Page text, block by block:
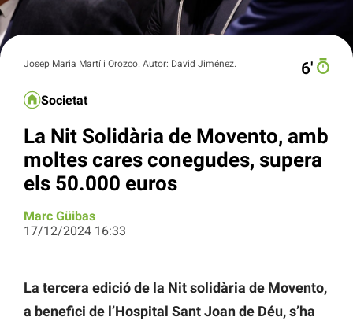
Josep Maria Martí i Orozco. Autor: David Jiménez. 6′
Societat
La Nit Solidària de Movento, amb
moltes cares conegudes, supera
els 50.000 euros
Marc Güibas
17/12/2024 16:33
La tercera edició de la Nit solidària de Movento,
a benefici de l’Hospital Sant Joan de Déu, s’ha